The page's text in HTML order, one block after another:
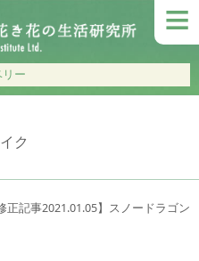
≡
ー
ク
正記事2021.01.05】スノードラゴン